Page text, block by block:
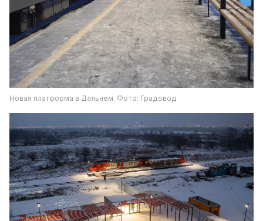
Новая платформа в Дальнем. Фото: Градовод